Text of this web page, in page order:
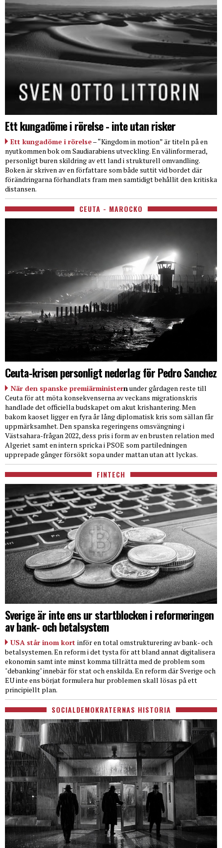
Ett kungadöme i rörelse - inte utan risker
Ett kungadöme i rörelse– “Kingdom in motion” är titeln på en
nyutkommen bok om Saudiarabiens utveckling. En välinformerad,
personligt buren skildring av ett land i strukturell omvandling.
Boken är skriven av en författare som både suttit vid bordet där
förändringarna förhandlats fram men samtidigt behållit den kritiska
distansen.
CEUTA - MAROCKO
Ceuta-krisen personligt nederlag för Pedro Sanchez
När den spanske premiärministern under gårdagen reste till
Ceuta för att möta konsekvenserna av veckans migrationskris
handlade det officiella budskapet om akut krishantering. Men
bakom kaoset ligger en fyra år lång diplomatisk kris som sällan får
uppmärksamhet. Den spanska regeringens omsvängning i
Västsahara-frågan 2022, dess pris i form av en brusten relation med
Algeriet samt en intern spricka i PSOE som partiledningen
upprepade gånger försökt sopa under mattan utan att lyckas.
FINTECH
Sverige är inte ens ur startblocken i reformeringen
av bank- och betalsystem
USA står inom kort inför en total omstrukturering av bank- och
betalsystemen. En reform i det tysta för att bland annat digitalisera
ekonomin samt inte minst komma tillrätta med de problem som
"debanking" innebär för stat och enskilda. En reform där Sverige och
EU inte ens börjat formulera hur problemen skall lösas på ett
principiellt plan.
SOCIALDEMOKRATERNAS HISTORIA